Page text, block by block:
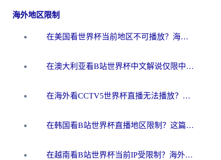
海外地区限制
在美国看世界杯当前地区不可播放？海外党体育观赛终极指南来了！
在澳大利亚看B站世界杯中文解说仅限中国大陆？这篇指南帮你打破限制看遍赛事
在海外看CCTV5世界杯直播无法播放？这篇指南让你和国内球迷同步呐喊
在韩国看B站世界杯直播地区限制？这篇指南让你告别“当前地区不可播放”
在越南看B站世界杯当前IP受限制？海外党体育观赛终极指南来了